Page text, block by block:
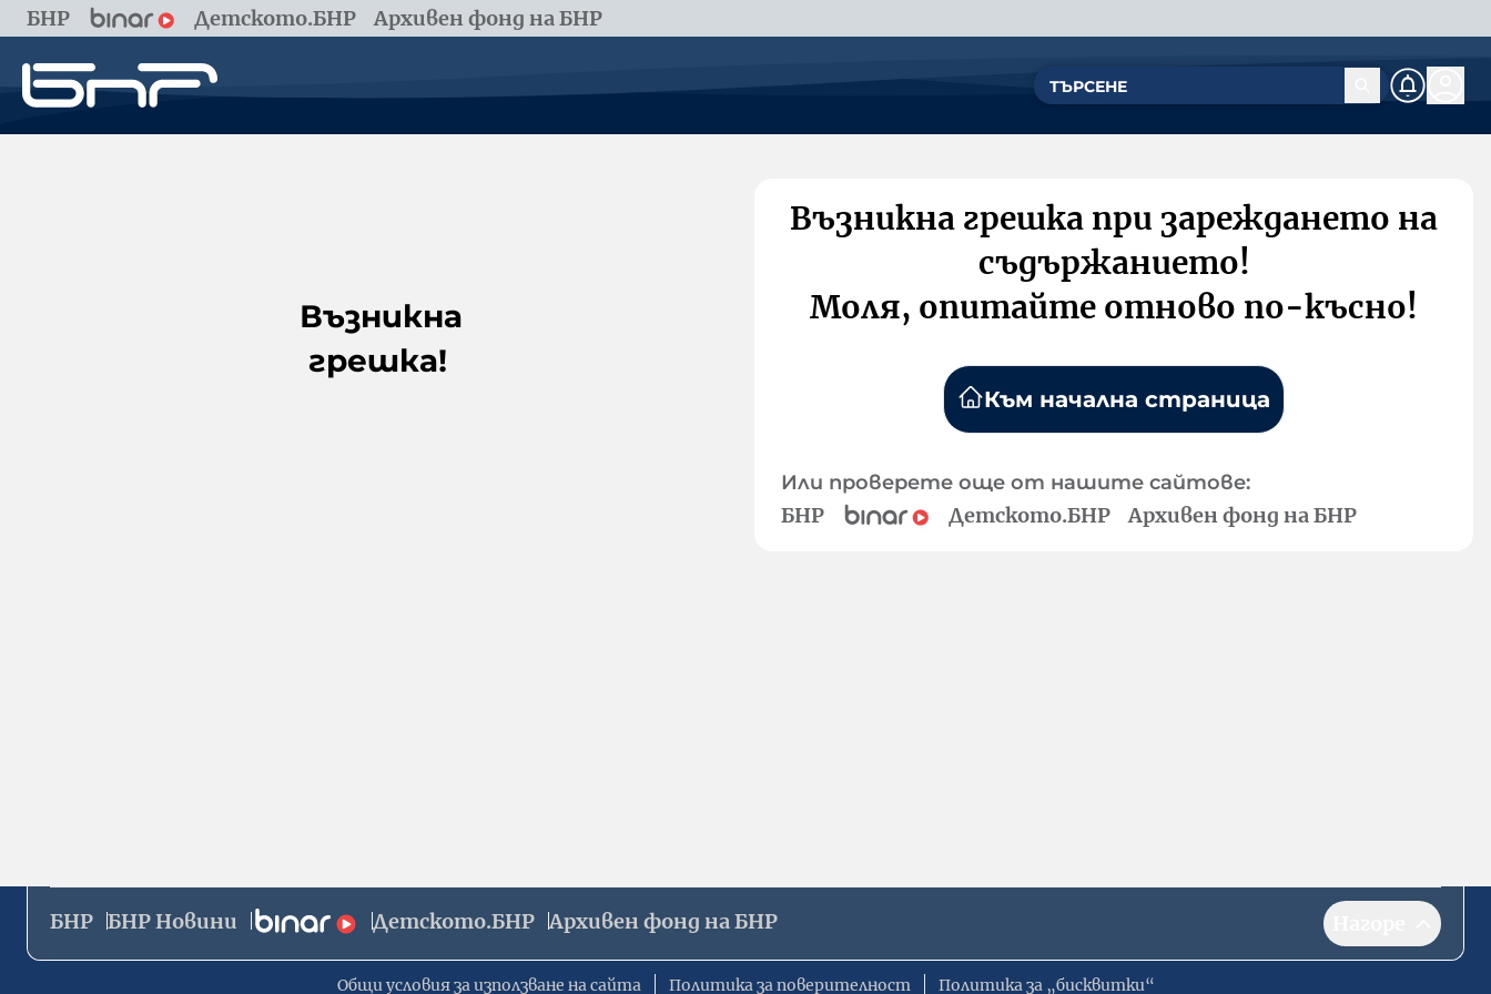
БНР Детското.БНР Архивен фонд на БНР
Възникна
грешка!
Възникна грешка при зареждането на
съдържанието!
Моля, опитайте отново по-късно!
Към начална страница
Или проверете още от нашите сайтове:
БНР Детското.БНР Архивен фонд на БНР
БНР БНР Новини Детското.БНР Архивен фонд на БНР
Общи условия за използване на сайта Политика за поверителност Политика за „бисквитки“